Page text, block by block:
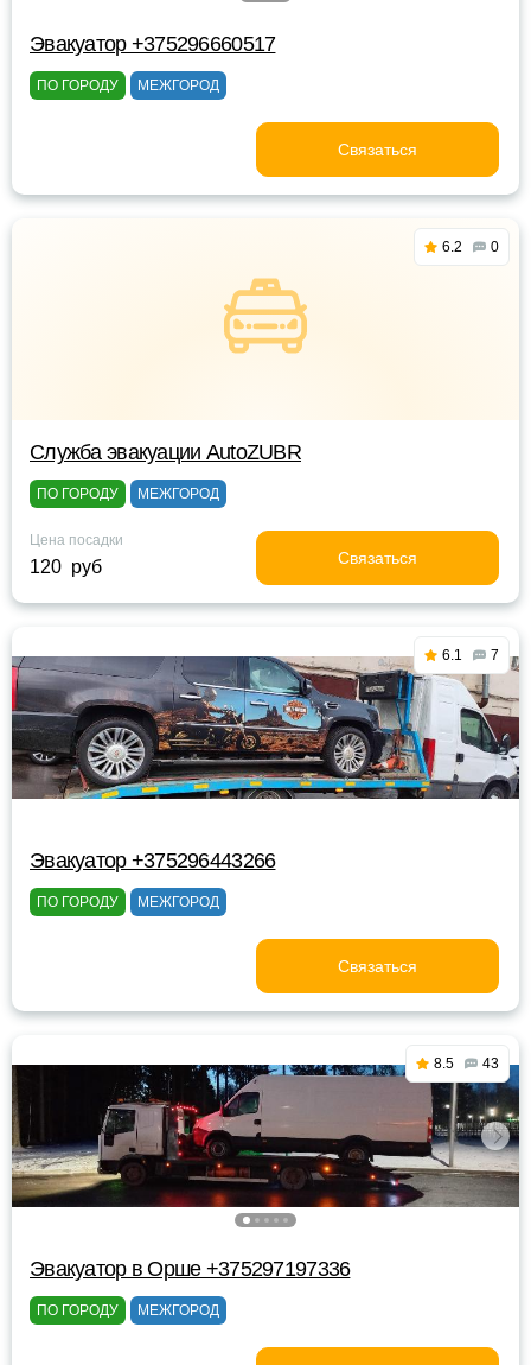
Эвакуатор +375296660517
ПО ГОРОДУ МЕЖГОРОД
Связаться
6.2 0
Служба эвакуации AutoZUBR
ПО ГОРОДУ МЕЖГОРОД
Цена посадки
120 руб Связаться
6.1 7
Эвакуатор +375296443266
ПО ГОРОДУ МЕЖГОРОД
Связаться
8.5 43
Эвакуатор в Орше +375297197336
ПО ГОРОДУ МЕЖГОРОД